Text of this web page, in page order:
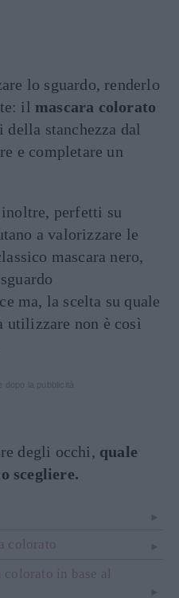
lo sguardo, renderlo
il mascara colorato
della stanchezza dal
e completare un
perfetti su
a valorizzare le
mascara nero,
ma, la scelta su quale
utilizzare non è così
degli occhi, quale
scegliere.
colorato
colorato in base al